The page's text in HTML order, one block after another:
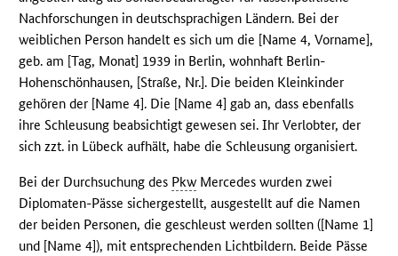
Nachforschungen in deutschsprachigen Ländern. Bei der
weiblichen Person handelt es sich um die [Name 4, Vorname],
geb. am [Tag, Monat] 1939 in Berlin, wohnhaft Berlin-
Hohenschönhausen, [Straße, Nr.]. Die beiden Kleinkinder
gehören der [Name 4]. Die [Name 4] gab an, dass ebenfalls
ihre Schleusung beabsichtigt gewesen sei. Ihr Verlobter, der
sich zzt. in Lübeck aufhält, habe die Schleusung organisiert.
Bei der Durchsuchung des Pkw Mercedes wurden zwei
Diplomaten-Pässe sichergestellt, ausgestellt auf die Namen
der beiden Personen, die geschleust werden sollten ([Name 1]
und [Name 4]), mit entsprechenden Lichtbildern. Beide Pässe